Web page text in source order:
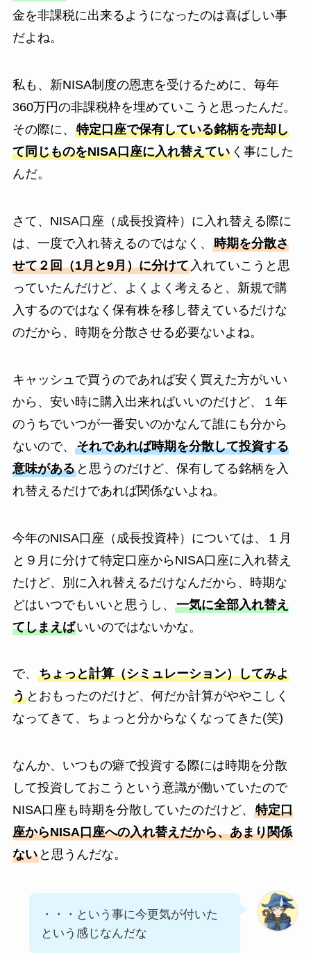
金を非課税に出来るようになったのは喜ばしい事
だよね。
私も、新NISA制度の恩恵を受けるために、毎年
360万円の非課税枠を埋めていこうと思ったんだ。
その際に、 特定口座で保有している銘柄を売却し
て同じものをNISA口座に入れ替えていく事にした
んだ。
さて、NISA口座（成長投資枠）に入れ替える際に
は、一度で入れ替えるのではなく、 時期を分散さ
せて２回（1月と9月）に分けて入れていこうと思
っていたんだけど、よくよく考えると、新規で購
入するのではなく保有株を移し替えているだけな
のだから、時期を分散させる必要ないよね。
キャッシュで買うのであれば安く買えた方がいい
から、安い時に購入出来ればいいのだけど、１年
のうちでいつが一番安いのかなんて誰にも分から
ないので、 それであれば時期を分散して投資する
意味があると思うのだけど、保有してる銘柄を入
れ替えるだけであれば関係ないよね。
今年のNISA口座（成長投資枠）については、１月
と９月に分けて特定口座からNISA口座に入れ替え
たけど、別に入れ替えるだけなんだから、時期な
どはいつでもいいと思うし、 一気に全部入れ替え
てしまえばいいのではないかな。
で、 ちょっと計算（シミュレーション）してみよ
うとおもったのだけど、何だか計算がややこしく
なってきて、ちょっと分からなくなってきた(笑)
なんか、いつもの癖で投資する際には時期を分散
して投資しておこうという意識が働いていたので
NISA口座も時期を分散していたのだけど、 特定口
座からNISA口座への入れ替えだから、あまり関係
ないと思うんだな。
・・・という事に今更気が付いた
という感じなんだな